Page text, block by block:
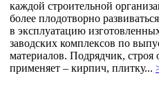
каждой строительной
более плодотворно
в эксплуатацию
заводских комплексов по
материалов. Подрядчик, строя
применяет – кирпич, плитку...